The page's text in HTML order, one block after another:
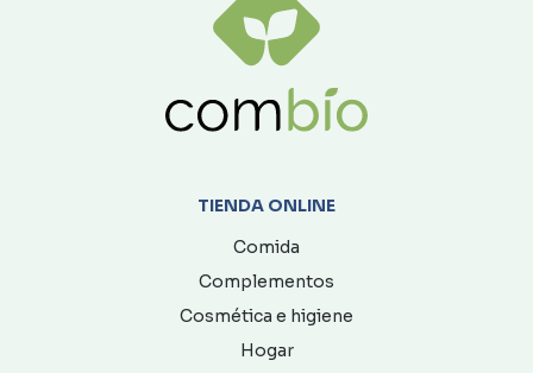
TIENDA ONLINE
Comida
Complementos
Cosmética e higiene
Hogar